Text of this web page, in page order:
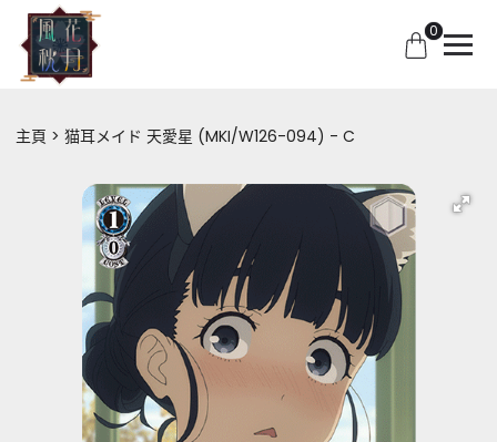
0
主頁 猫耳メイド 天愛星 (MKI/W126-094) - C